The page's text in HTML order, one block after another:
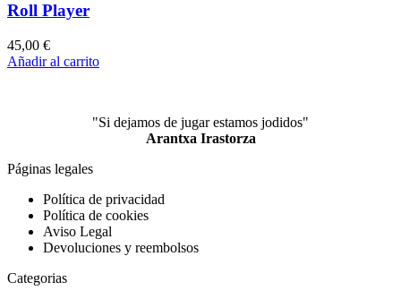
Roll Player
45,00 €
Añadir al carrito
"Si dejamos de jugar estamos jodidos"
Arantxa Irastorza
Páginas legales
Política de privacidad
Política de cookies
Aviso Legal
Devoluciones y reembolsos
Categorias